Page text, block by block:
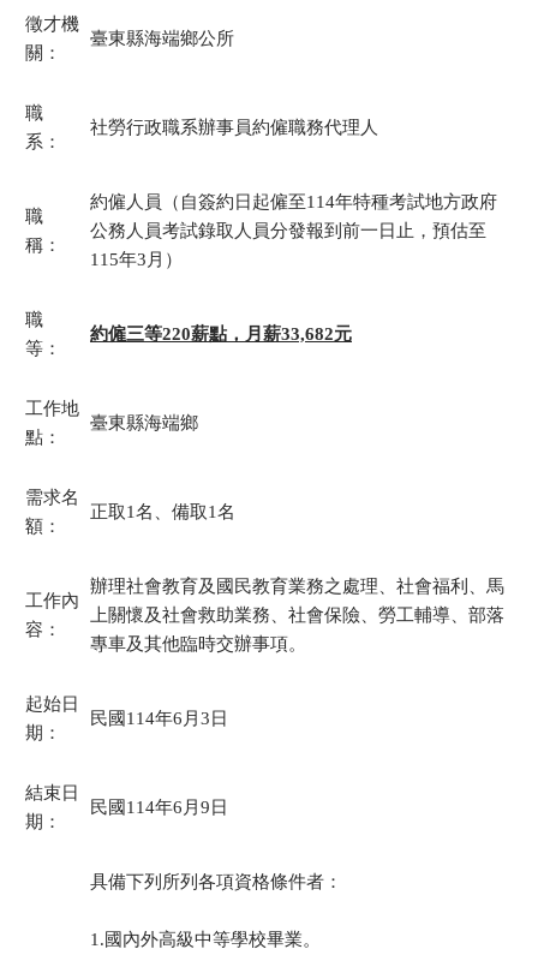
徵才機
關：
臺東縣海端鄉公所
職
系：
社勞行政職系辦事員約僱職務代理人
職
稱：
約僱人員（自簽約日起僱至114年特種考試地方政府
公務人員考試錄取人員分發報到前一日止，預估至
115年3月）
職
等：
約僱三等220薪點，月薪33,682元
工作地
點：
臺東縣海端鄉
需求名
額：
正取1名、備取1名
工作內
容：
辦理社會教育及國民教育業務之處理、社會福利、馬
上關懷及社會救助業務、社會保險、勞工輔導、部落
專車及其他臨時交辦事項。
起始日
期：
民國114年6月3日
結束日
期：
民國114年6月9日
具備下列所列各項資格條件者：
1.國內外高級中等學校畢業。